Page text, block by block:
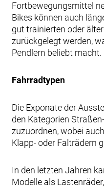
Fortbewegungsmittel
Bikes können auch
gut trainierten oder
zurückgelegt werden,
Pendlern beliebt macht.
Fahrradtypen
Die Exponate der
den Kategorien
zuzuordnen, wobei
Klapp- oder Falträdern
In den letzten Jahren
Modelle als